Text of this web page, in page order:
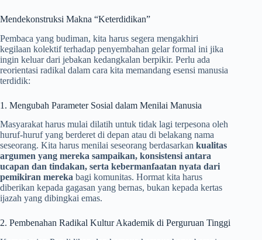
Mendekonstruksi Makna “Keterdidikan”
Pembaca yang budiman, kita harus segera mengakhiri
kegilaan kolektif terhadap penyembahan gelar formal ini jika
ingin keluar dari jebakan kedangkalan berpikir. Perlu ada
reorientasi radikal dalam cara kita memandang esensi manusia
terdidik:
1. Mengubah Parameter Sosial dalam Menilai Manusia
Masyarakat harus mulai dilatih untuk tidak lagi terpesona oleh
huruf-huruf yang berderet di depan atau di belakang nama
seseorang. Kita harus menilai seseorang berdasarkan kualitas
argumen yang mereka sampaikan, konsistensi antara
ucapan dan tindakan, serta kebermanfaatan nyata dari
pemikiran mereka bagi komunitas. Hormat kita harus
diberikan kepada gagasan yang bernas, bukan kepada kertas
ijazah yang dibingkai emas.
2. Pembenahan Radikal Kultur Akademik di Perguruan Tinggi